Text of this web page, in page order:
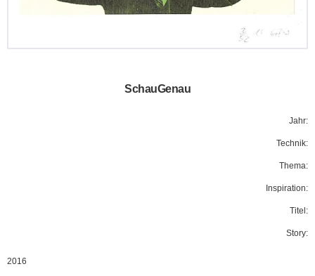
SchauGenau
Jahr:
Technik:
Thema:
Inspiration:
Titel:
Story:
2016